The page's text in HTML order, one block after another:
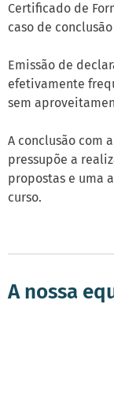
Certificado de
caso de
Emissão de
efetivamente
sem
A conclusão com
pressupõe a
propostas e uma
curso.
A nossa